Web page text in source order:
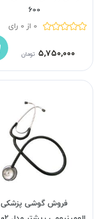
600
0 از 0 رای
۵,۷۵۰,۰۰۰ تومان
فروش گوشی پزشکی